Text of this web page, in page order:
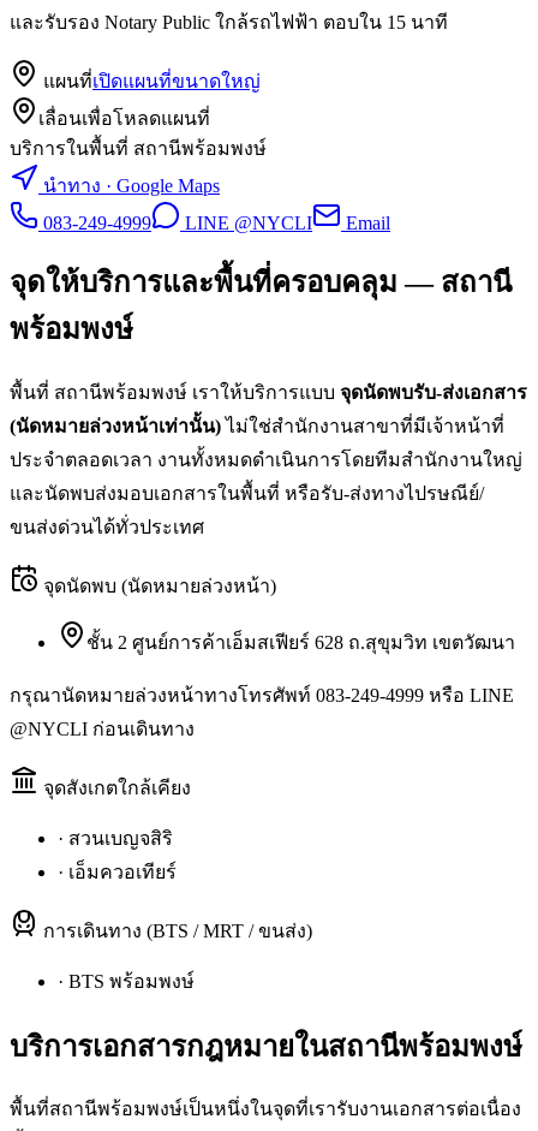
และรับรอง Notary Public ใกล้รถไฟฟ้า ตอบใน 15 นาที
แผนที่เปิดแผนที่ขนาดใหญ่
เลื่อนเพื่อโหลดแผนที่
บริการในพื้นที่ สถานีพร้อมพงษ์
นำทาง · Google Maps
083-249-4999
LINE @NYCLI Email
จุดให้บริการและพื้นที่ครอบคลุม — สถานี
พร้อมพงษ์
พื้นที่ สถานีพร้อมพงษ์ เราให้บริการแบบ จุดนัดพบรับ-ส่งเอกสาร
(นัดหมายล่วงหน้าเท่านั้น) ไม่ใช่สำนักงานสาขาที่มีเจ้าหน้าที่
ประจำตลอดเวลา งานทั้งหมดดำเนินการโดยทีมสำนักงานใหญ่
และนัดพบส่งมอบเอกสารในพื้นที่ หรือรับ-ส่งทางไปรษณีย์/
ขนส่งด่วนได้ทั่วประเทศ
จุดนัดพบ (นัดหมายล่วงหน้า)
ชั้น 2 ศูนย์การค้าเอ็มสเฟียร์ 628 ถ.สุขุมวิท เขตวัฒนา
กรุณานัดหมายล่วงหน้าทางโทรศัพท์ 083-249-4999 หรือ LINE
@NYCLI ก่อนเดินทาง
จุดสังเกตใกล้เคียง
· สวนเบญจสิริ
· เอ็มควอเทียร์
การเดินทาง (BTS / MRT / ขนส่ง)
· BTS พร้อมพงษ์
บริการเอกสารกฎหมายในสถานีพร้อมพงษ์
พื้นที่สถานีพร้อมพงษ์เป็นหนึ่งในจุดที่เรารับงานเอกสารต่อเนื่อง